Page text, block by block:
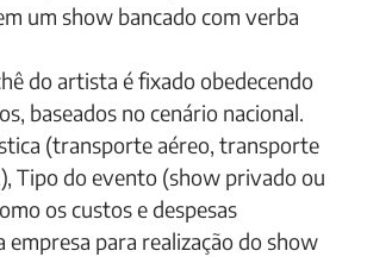
um show bancado com verba
do artista é fixado obedecendo
baseados no cenário nacional.
(transporte aéreo, transporte
Tipo do evento (show privado ou
os custos e despesas
empresa para realização do show